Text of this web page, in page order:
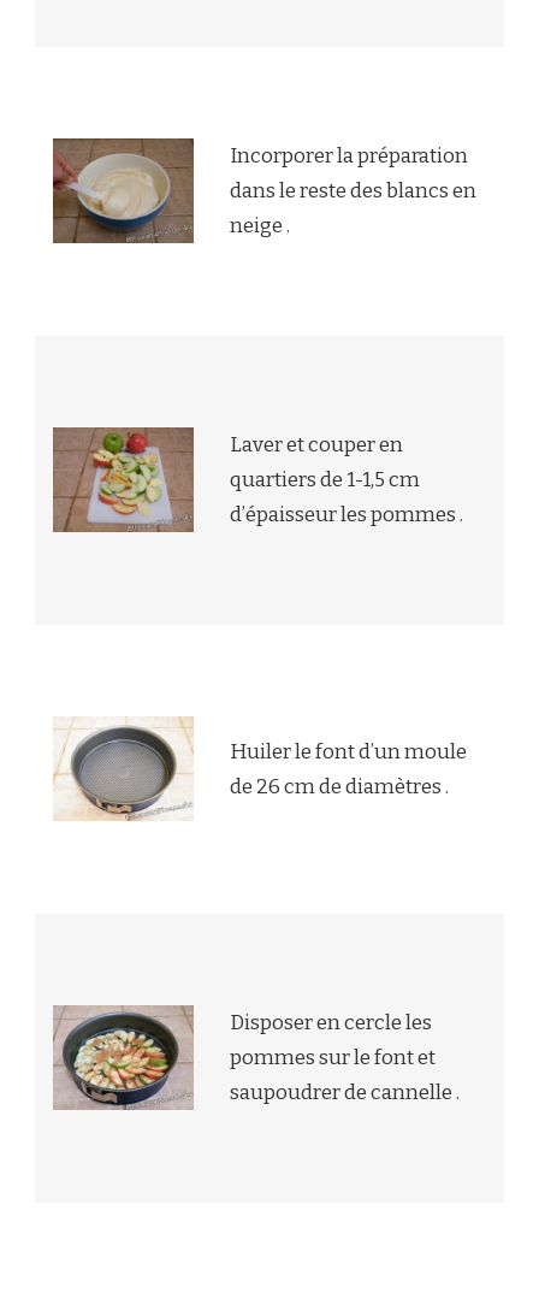
Incorporer la préparation
dans le reste des blancs en
neige .
Laver et couper en
quartiers de 1-1,5 cm
d’épaisseur les pommes .
Huiler le font d’un moule
de 26 cm de diamètres .
Disposer en cercle les
pommes sur le font et
saupoudrer de cannelle .